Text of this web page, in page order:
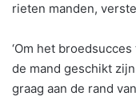
rieten manden,
‘Om het
de mand geschikt
graag aan de rand